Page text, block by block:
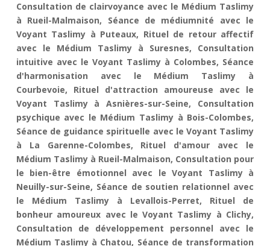
Consultation de clairvoyance avec le Médium Taslimy
à Rueil-Malmaison, Séance de médiumnité avec le
Voyant Taslimy à Puteaux, Rituel de retour affectif
avec le Médium Taslimy à Suresnes, Consultation
intuitive avec le Voyant Taslimy à Colombes, Séance
d'harmonisation avec le Médium Taslimy à
Courbevoie, Rituel d'attraction amoureuse avec le
Voyant Taslimy à Asnières-sur-Seine, Consultation
psychique avec le Médium Taslimy à Bois-Colombes,
Séance de guidance spirituelle avec le Voyant Taslimy
à La Garenne-Colombes, Rituel d'amour avec le
Médium Taslimy à Rueil-Malmaison, Consultation pour
le bien-être émotionnel avec le Voyant Taslimy à
Neuilly-sur-Seine, Séance de soutien relationnel avec
le Médium Taslimy à Levallois-Perret, Rituel de
bonheur amoureux avec le Voyant Taslimy à Clichy,
Consultation de développement personnel avec le
Médium Taslimy à Chatou, Séance de transformation